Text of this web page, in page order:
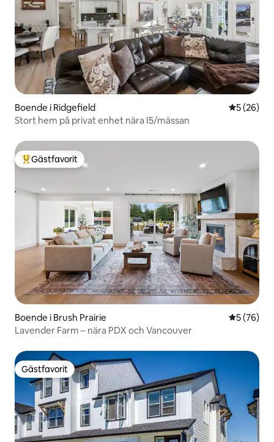
Boende i Ridgefield 5 av 5 i
5 (26)
Stort hem på privat enhet nära I5/mässan
Populär gästfavorit
Gästfavorit
Boende i Brush Prairie 5 av 5 i
5 (76)
Lavender Farm – nära PDX och Vancouver
Gästfavorit
Gästfavorit